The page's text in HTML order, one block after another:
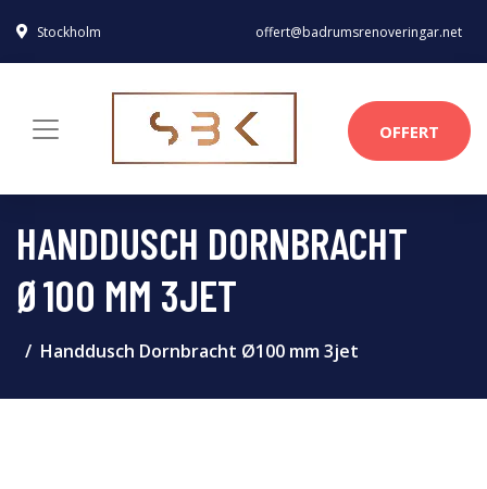
Stockholm offert@badrumsrenoveringar.net
OFFERT
HANDDUSCH DORNBRACHT
Ø100 MM 3JET
Handdusch Dornbracht Ø100 mm 3jet